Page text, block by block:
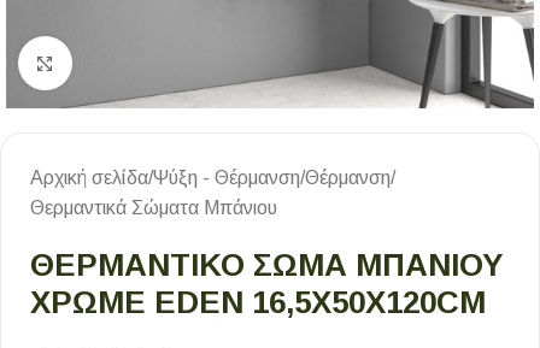
Κλικ για μεγέθυνση
Αρχική σελίδα/Ψύξη - Θέρμανση/Θέρμανση/
Θερμαντικά Σώματα Μπάνιου
ΘΕΡΜΑΝΤΙΚΌ ΣΏΜΑ ΜΠΆΝΙΟΥ
ΧΡΩΜΈ EDEN 16,5X50X120CM